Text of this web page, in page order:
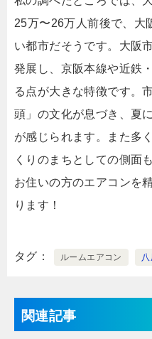
25万〜26万人前後で、大
い都市だそうです。大阪
発展し、京阪本線や近鉄
る点が大きな特徴です。
頭」の文化が息づき、夏
が感じられます。また多
くりのまちとしての側面
お住いの方のエアコンを
ります！
タグ ルームエアコン
関連記事